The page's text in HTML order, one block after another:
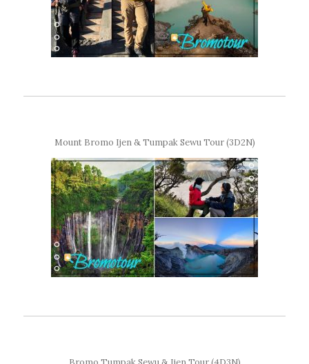
Mount Bromo Ijen & Tumpak Sewu Tour (3D2N)